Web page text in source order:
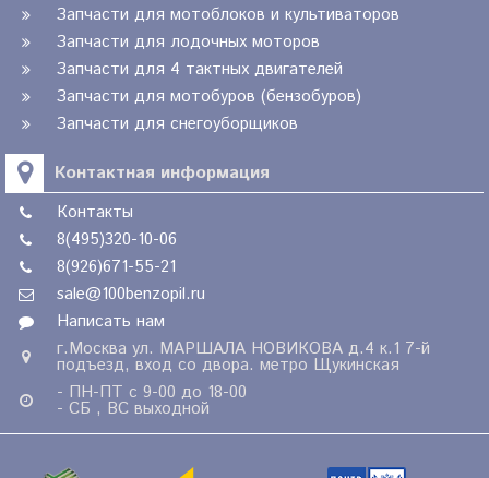
Запчасти для мотоблоков и культиваторов
Запчасти для лодочных моторов
Запчасти для 4 тактных двигателей
Запчасти для мотобуров (бензобуров)
Запчасти для снегоуборщиков
Контактная информация
Контакты
8(495)320-10-06
8(926)671-55-21
sale@100benzopil.ru
Написать нам
г.Москва ул. МАРШАЛА НОВИКОВА д.4 к.1 7-й
подъезд, вход со двора. метро Щукинская
- ПН-ПТ с 9-00 до 18-00
- СБ , ВС выходной